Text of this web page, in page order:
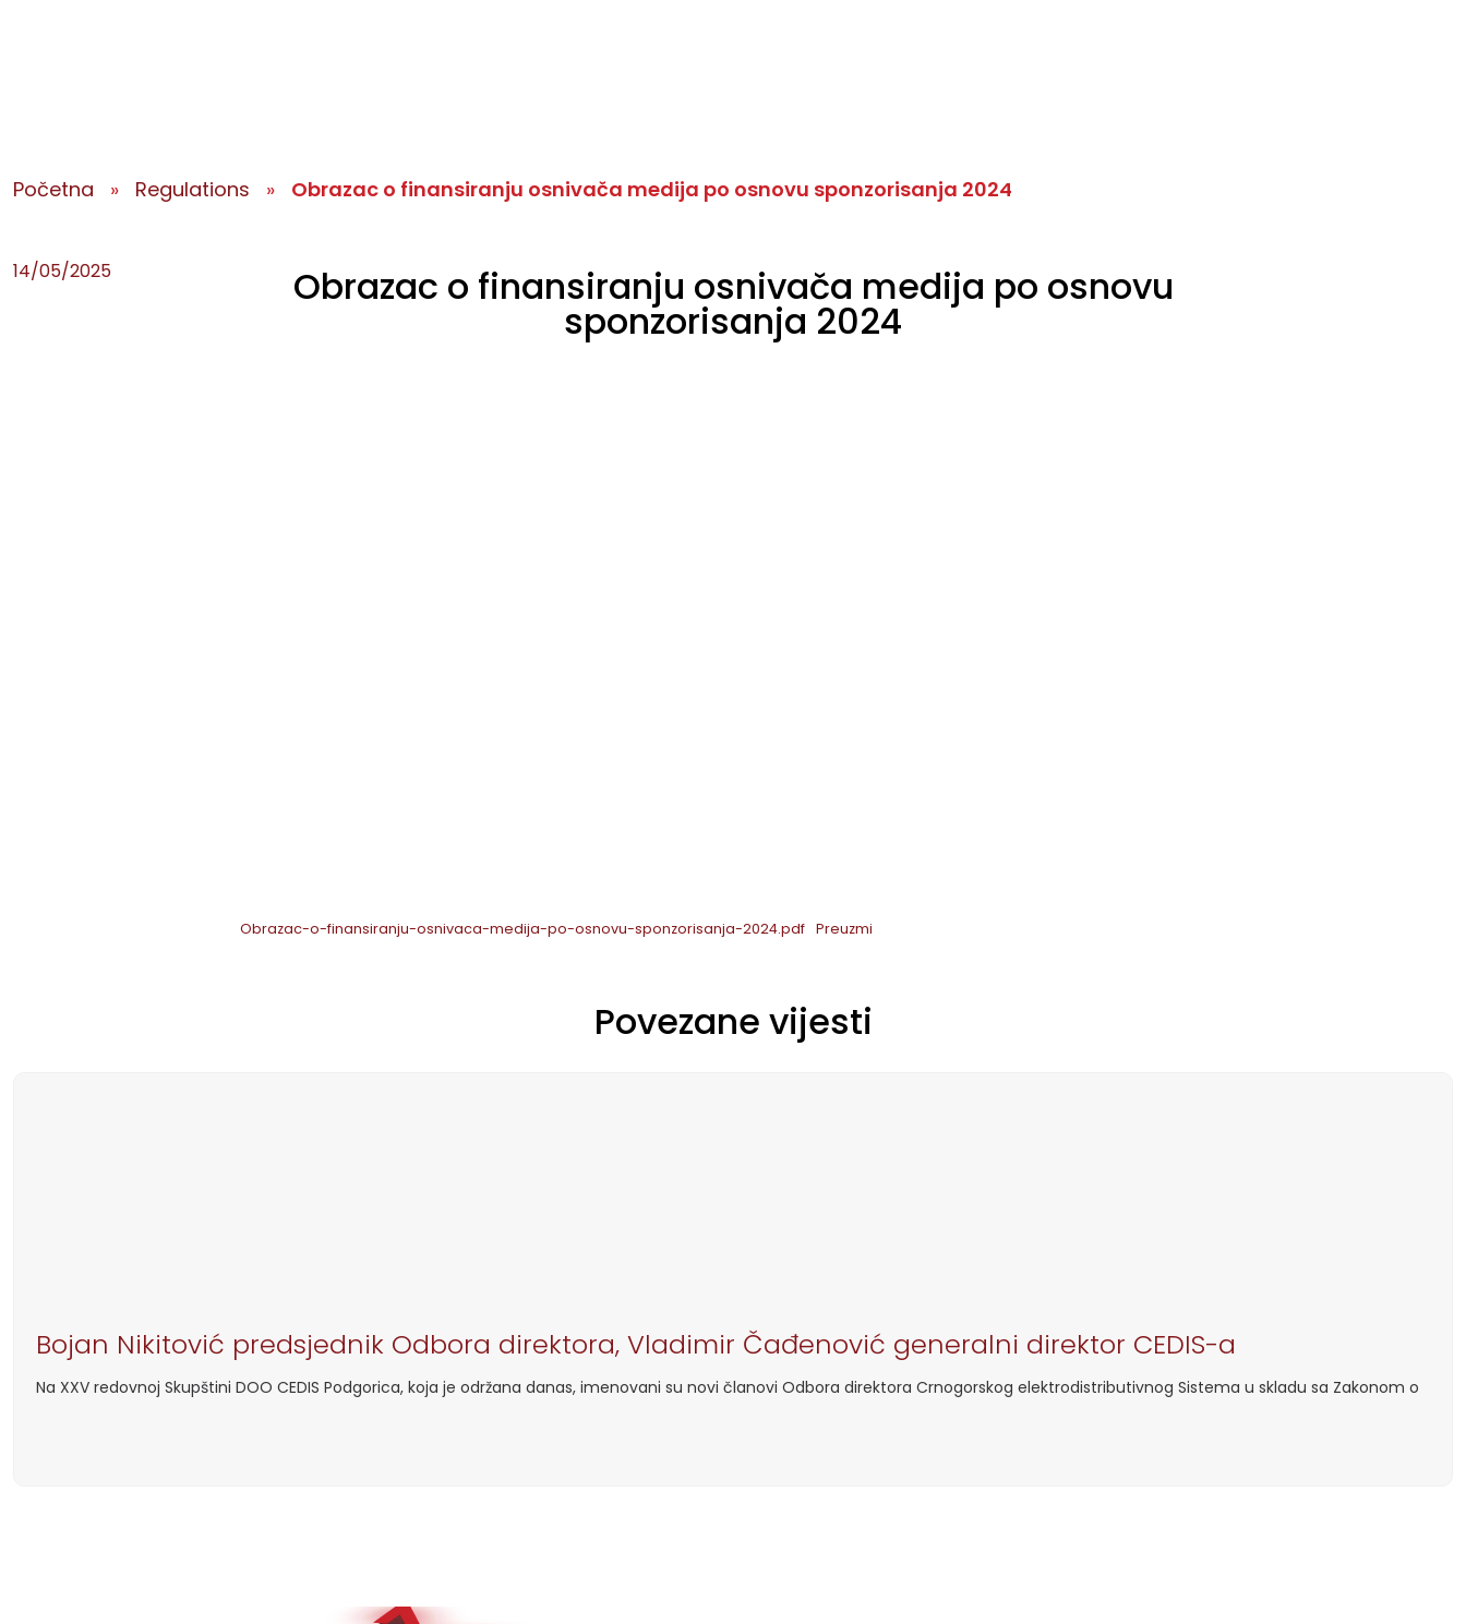
Početna » Regulations » Obrazac o finansiranju osnivača medija po osnovu sponzorisanja 2024
14/05/2025 Obrazac o finansiranju osnivača medija po osnovu
sponzorisanja 2024
Obrazac-o-finansiranju-osnivaca-medija-po-osnovu-sponzorisanja-2024.pdf Preuzmi
Povezane vijesti
Bojan Nikitović predsjednik Odbora direktora, Vladimir Čađenović generalni direktor CEDIS-a
Na XXV redovnoj Skupštini DOO CEDIS Podgorica, koja je održana danas, imenovani su novi članovi Odbora direktora Crnogorskog elektrodistributivnog Sistema u skladu sa Zakonom o